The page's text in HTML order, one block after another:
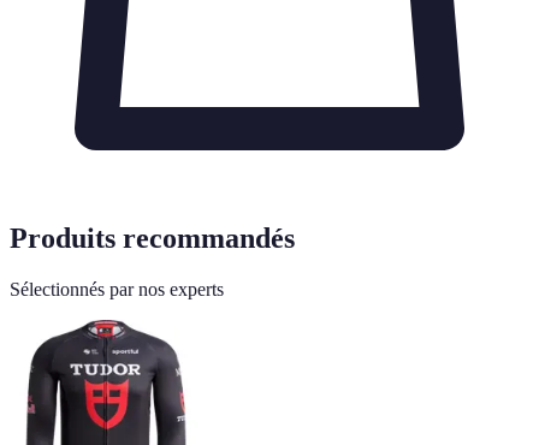
Produits recommandés
Sélectionnés par nos experts